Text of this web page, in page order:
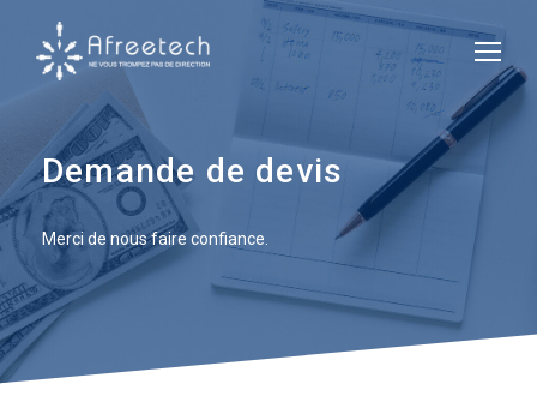
Demande de devis
Merci de nous faire confiance.